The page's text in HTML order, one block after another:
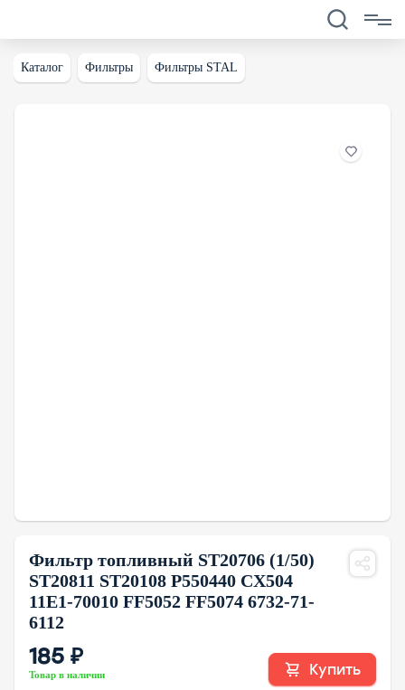
Каталог Фильтры Фильтры STAL
Фильтр топливный ST20706 (1/50)
ST20811 ST20108 P550440 CX504
11E1-70010 FF5052 FF5074 6732-71-
6112
185 ₽
Товар в наличии Купить